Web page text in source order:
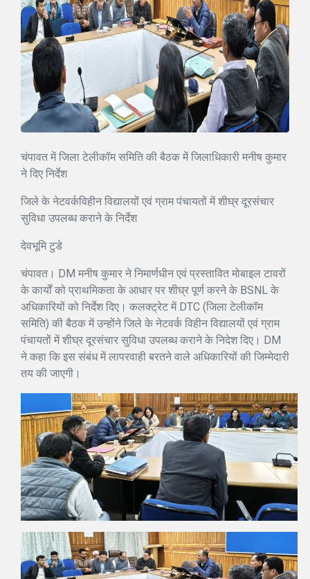
चंपावत में जिला टेलीकॉम समिति की बैठक में जिलाधिकारी मनीष कुमार
ने दिए निर्देश
जिले के नेटवर्कविहीन विद्यालयों एवं ग्राम पंचायतों में शीघ्र दूरसंचार
सुविधा उपलब्ध कराने के निर्देश
देवभूमि टुडे
चंपावत। DM मनीष कुमार ने निमार्णधीन एवं प्रस्तावित मोबाइल टावरों
के कार्यों को प्राथमिकता के आधार पर शीघ्र पूर्ण करने के BSNL के
अधिकारियों को निर्देश दिए। कलक्ट्रेट में DTC (जिला टेलीकॉम
समिति) की बैठक में उन्होंने जिले के नेटवर्क विहीन विद्यालयों एवं ग्राम
पंचायतों में शीघ्र दूरसंचार सुविधा उपलब्ध कराने के निदेश दिए। DM
ने कहा कि इस संबंध में लापरवाही बरतने वाले अधिकारियों की जिम्मेदारी
तय की जाएगी।